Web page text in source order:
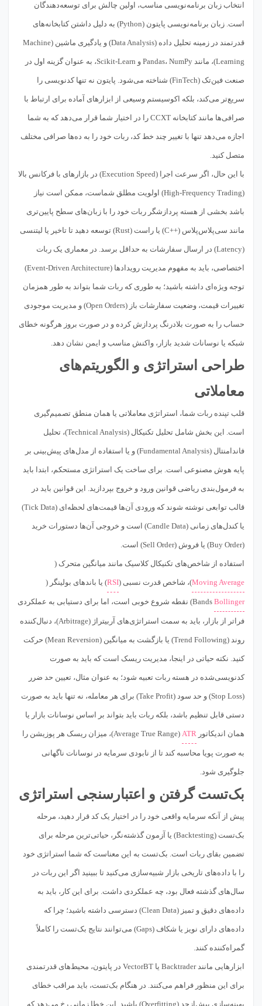
انتخاب زبان برنامه‌نویسی مناسب، اولین چالش برای توسعه‌دهندگان
است. زبان برنامه‌نویسی پایتون (Python) به دلیل داشتن کتابخانه‌های
قدرتمند در زمینه تحلیل داده (Data Analysis) و یادگیری ماشین (Machine
Learning)، مانند Pandas، NumPy و Scikit-Learn، به عنوان گزینه اول در
صنعت فین‌تک (FinTech) شناخته می‌شود. پایتون نه تنها کدنویسی را
سریع‌تر می‌کند، بلکه اکوسیستم وسیعی از ابزارهای آماده برای ارتباط با
صرافی‌ها مانند کتابخانه CCXT را در اختیار شما قرار می‌دهد که به شما
اجازه می‌دهد تنها با تغییر چند خط کد، ربات خود را به ده‌ها صرافی مختلف
متصل کنید.
با این حال، اگر سرعت اجرا (Execution Speed) در بازارهای با فرکانس بالا
(High-Frequency Trading) اولویت مطلق شماست، ممکن است نیاز
باشد بخشی از هسته پردازشگر ربات خود را با زبان‌های سطح پایین‌تری
مانند سی‌پلاس‌پلاس (++C) یا راست (Rust) توسعه دهید تا تاخیر یا لیتنسی
(Latency) در ارسال سفارشات به حداقل برسد. در معماری یک ربات
اختصاصی، باید به مفهوم مدیریت رویدادها (Event-Driven Architecture)
توجه ویژه‌ای داشته باشید؛ به طوری که ربات شما بتواند به طور همزمان
تغییرات قیمت، وضعیت سفارشات باز (Open Orders) و مدیریت موجودی
حساب را به صورت بلادرنگ پردازش کرده و در صورت بروز هرگونه خطای
شبکه یا نوسانات شدید بازار، واکنش مناسب و ایمن نشان دهد.
طراحی استراتژی و الگوریتم‌های
معاملاتی
قلب تپنده ربات شما، استراتژی معاملاتی یا همان منطق تصمیم‌گیری
است. این بخش شامل تحلیل تکنیکال (Technical Analysis)، تحلیل
فاندامنتال (Fundamental Analysis) و یا استفاده از مدل‌های پیش‌بینی بر
پایه هوش مصنوعی است. برای ساخت یک استراتژی مستحکم، ابتدا باید
به فرمول‌بندی ریاضی قوانین ورود و خروج بپردازید. این قوانین باید در
قالب توابعی نوشته شوند که ورودی آن‌ها قیمت‌های لحظه‌ای (Tick Data)
یا کندل‌های زمانی (Candle Data) است و خروجی آن‌ها دستورات خرید
(Buy Order) یا فروش (Sell Order) است.
استفاده از شاخص‌های تکنیکال کلاسیک مانند میانگین متحرک (
Moving Average)، شاخص قدرت نسبی (RSI) یا باندهای بولینگر (
Bollinger Bands) نقطه شروع خوبی است، اما برای دستیابی به عملکردی
فراتر از بازار، باید به سمت استراتژی‌های آربیتراژ (Arbitrage)، دنبال‌کننده
روند (Trend Following) یا بازگشت به میانگین (Mean Reversion) حرکت
کنید. نکته حیاتی در اینجا، مدیریت ریسک است که باید به صورت
کدنویسی‌شده در هسته ربات تعبیه شود؛ به عنوان مثال، تعیین حد ضرر
(Stop Loss) و حد سود (Take Profit) برای هر معامله، نه تنها باید به صورت
دستی قابل تنظیم باشد، بلکه ربات باید بتواند بر اساس نوسانات بازار یا
همان اندیکاتور ATR (Average True Range)، میزان ریسک هر پوزیشن را
به صورت پویا محاسبه کند تا از نابودی سرمایه در نوسانات ناگهانی
جلوگیری شود.
بک‌تست گرفتن و اعتبار‌سنجی استراتژی
پیش از آنکه سرمایه واقعی خود را در اختیار یک کد قرار دهید، مرحله
بک‌تست (Backtesting) یا آزمون گذشته‌نگر، حیاتی‌ترین مرحله برای
تضمین بقای ربات است. بک‌تست به این معناست که شما استراتژی خود
را با داده‌های تاریخی بازار شبیه‌سازی می‌کنید تا ببینید اگر این ربات در
سال‌های گذشته فعال بود، چه عملکردی داشت. برای این کار، باید به
داده‌های دقیق و تمیز (Clean Data) دسترسی داشته باشید؛ چرا که
داده‌های دارای نویز یا شکاف (Gaps) می‌توانند نتایج بک‌تست را کاملاً
گمراه‌کننده کنند.
ابزارهایی مانند Backtrader یا VectorBT در پایتون، محیط‌های قدرتمندی
برای این منظور فراهم می‌کنند. در هنگام بک‌تست، باید مراقب خطای
بهینه‌سازی بیش‌ازحد (Overfitting) باشید. این خطا زمانی رخ می‌دهد که